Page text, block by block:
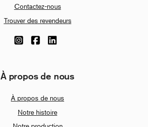
Contactez-nous
Trouver des revendeurs
À propos de nous
À propos de nous
Notre histoire